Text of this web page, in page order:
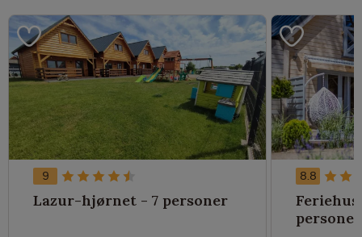
9
Lazur-hjørnet - 7 personer
8.8
Feriehus
personer